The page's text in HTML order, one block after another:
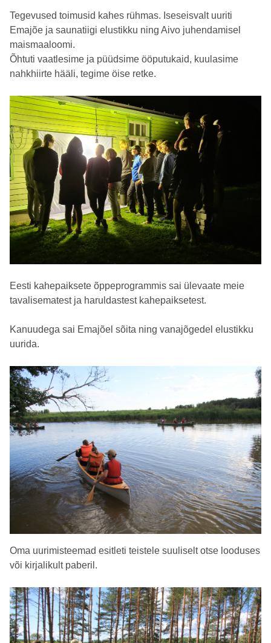
Tegevused toimusid kahes rühmas. Iseseisvalt uuriti
Emajõe ja saunatiigi elustikku ning Aivo juhendamisel
maismaaloomi.
Õhtuti vaatlesime ja püüdsime ööputukaid, kuulasime
nahkhiirte hääli, tegime öise retke.
Eesti kahepaiksete õppeprogrammis sai ülevaate meie
tavalisematest ja haruldastest kahepaiksetest.
Kanuudega sai Emajõel sõita ning vanajõgedel elustikku
uurida.
Oma uurimisteemad esitleti teistele suuliselt otse looduses
või kirjalikult paberil.